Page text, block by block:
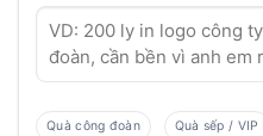
Quà công đoàn Quà sếp / VIP